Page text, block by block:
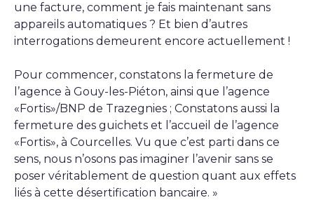
une facture, comment je fais maintenant sans
appareils automatiques ? Et bien d’autres
interrogations demeurent encore actuellement !
Pour commencer, constatons la fermeture de
l’agence à Gouy-les-Piéton, ainsi que l’agence
«Fortis»/BNP de Trazegnies ; Constatons aussi la
fermeture des guichets et l’accueil de l’agence
«Fortis», à Courcelles. Vu que c’est parti dans ce
sens, nous n’osons pas imaginer l’avenir sans se
poser véritablement de question quant aux effets
liés à cette désertification bancaire. »